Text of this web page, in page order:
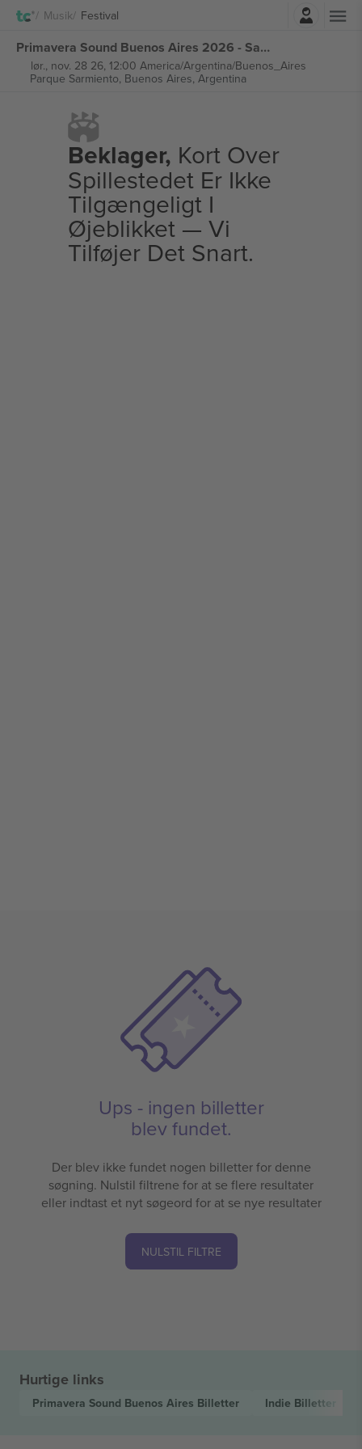
Musik Festival
Primavera Sound Buenos Aires 2026 - Saturday Ticket billetter
lør., nov. 28 26, 12:00 America/Argentina/Buenos_Aires
Parque Sarmiento, Buenos Aires, Argentina
Beklager, Kort Over
Spillestedet Er Ikke
Tilgængeligt I
Øjeblikket — Vi
Tilføjer Det Snart.
Ups - ingen billetter
blev fundet.
Der blev ikke fundet nogen billetter for denne
søgning. Nulstil filtrene for at se flere resultater
eller indtast et nyt søgeord for at se nye resultater
NULSTIL FILTRE
Hurtige links
Primavera Sound Buenos Aires Billetter Indie Billetter